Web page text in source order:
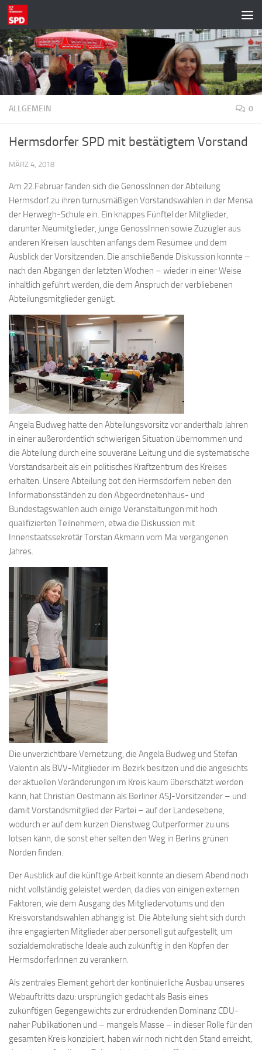
Zum Inhalt springen
ALLGEMEIN 0
Hermsdorfer SPD mit bestätigtem Vorstand
MÄRZ 4, 2018
Am 22.Februar fanden sich die GenossInnen der Abteilung
Hermsdorf zu ihren turnusmäßigen Vorstandswahlen in der Mensa
der Herwegh-Schule ein. Ein knappes Fünftel der Mitglieder,
darunter Neumitglieder, junge GenossInnen sowie Zuzügler aus
anderen Kreisen lauschten anfangs dem Resümee und dem
Ausblick der Vorsitzenden. Die anschließende Diskussion konnte –
nach den Abgängen der letzten Wochen – wieder in einer Weise
inhaltlich geführt werden, die dem Anspruch der verbliebenen
Abteilungsmitglieder genügt.
Angela Budweg hatte den Abteilungsvorsitz vor anderthalb Jahren
in einer außerordentlich schwierigen Situation übernommen und
die Abteilung durch eine souveräne Leitung und die systematische
Vorstandsarbeit als ein politisches Kraftzentrum des Kreises
erhalten. Unsere Abteilung bot den Hermsdorfern neben den
Informationsständen zu den Abgeordnetenhaus- und
Bundestagswahlen auch einige Veranstaltungen mit hoch
qualifizierten Teilnehmern, etwa die Diskussion mit
Innenstaatssekretär Torstan Akmann vom Mai vergangenen
Jahres.
Die unverzichtbare Vernetzung, die Angela Budweg und Stefan
Valentin als BVV-Mitglieder im Bezirk besitzen und die angesichts
der aktuellen Veränderungen im Kreis kaum überschätzt werden
kann, hat Christian Oestmann als Berliner ASJ-Vorsitzender – und
damit Vorstandsmitglied der Partei – auf der Landesebene,
wodurch er auf dem kurzen Dienstweg Outperformer zu uns
lotsen kann, die sonst eher selten den Weg in Berlins grünen
Norden finden.
Der Ausblick auf die künftige Arbeit konnte an diesem Abend noch
nicht vollständig geleistet werden, da dies von einigen externen
Faktoren, wie dem Ausgang des Mitgliedervotums und den
Kreisvorstandswahlen abhängig ist. Die Abteilung sieht sich durch
ihre engagierten Mitglieder aber personell gut aufgestellt, um
sozialdemokratische Ideale auch zukünftig in den Köpfen der
HermsdorferInnen zu verankern.
Als zentrales Element gehört der kontinuierliche Ausbau unseres
Webauftritts dazu: ursprünglich gedacht als Basis eines
zukünftigen Gegengewichts zur erdrückenden Dominanz CDU-
naher Publikationen und – mangels Masse – in dieser Rolle für den
gesamten Kreis konzipiert, haben wir noch nicht den Stand erreicht,